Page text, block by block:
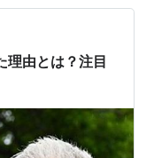
組で時事問題に冷
的なふるまいと
の共同代表という
理由とは？注目